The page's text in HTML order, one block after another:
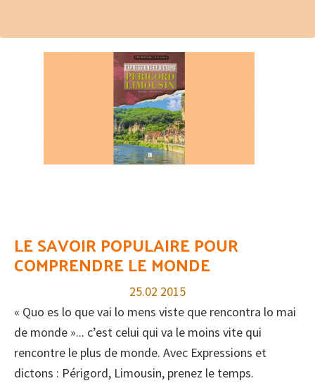
LE SAVOIR POPULAIRE POUR
COMPRENDRE LE MONDE
25.02 2015
« Quo es lo que vai lo mens viste que rencontra lo mai
de monde »... c’est celui qui va le moins vite qui
rencontre le plus de monde. Avec Expressions et
dictons : Périgord, Limousin, prenez le temps.